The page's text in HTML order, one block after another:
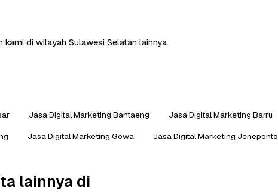
kami di wilayah Sulawesi Selatan lainnya.
Jasa Digital Marketing Bantaeng Jasa Digital Marketing Barru
Jasa Digital Marketing Gowa Jasa Digital Marketing Jeneponto
lainnya di